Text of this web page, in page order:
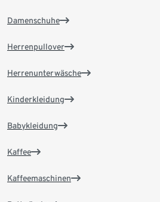
Damenschuhe
Herrenpullover
Herrenunterwäsche
Kinderkleidung
Babykleidung
Kaffee
Kaffeemaschinen